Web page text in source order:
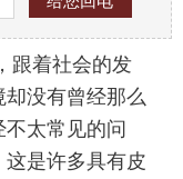
着社会的发
没有曾经那么
太常见的问
是许多具有皮